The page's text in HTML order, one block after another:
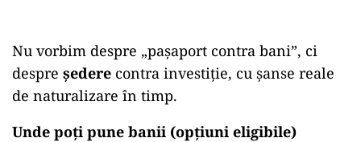
Nu vorbim despre „pașaport contra bani”, ci
despre ședere contra investiție, cu șanse reale
de naturalizare în timp.
Unde poți pune banii (opțiuni eligibile)